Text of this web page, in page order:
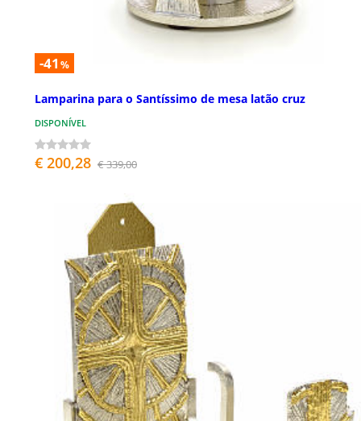
-41 %
Lamparina para o Santíssimo de mesa latão cruz
DISPONÍVEL
€ 200,28 € 339,00